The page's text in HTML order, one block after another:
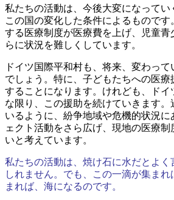
私たちの活動は、今後大変になってい
この国の変化した条件によるものです
する医療制度が医療費を上げ、児童青
らに状況を難しくしています。
ドイツ国際平和村も、将来、変わっ
でしょう。特に、子どもたちへの医
することになります。けれども、ド
な限り、この援助を続けていきます。
いるように、紛争地域や危機的状況
ェクト活動をさら広げ、現地の医療
いと考えています。
私たちの活動は、焼け石に水だとよく
しれません。でも、この一滴が集ま
まれば、海になるのです。